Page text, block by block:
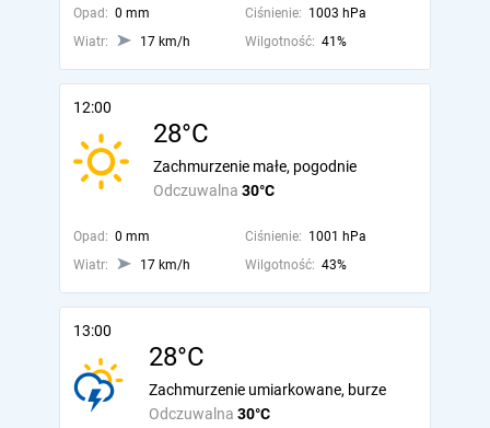
Opad: 0 mm Ciśnienie: 1003 hPa
Wiatr:
17 km/h Wilgotność: 41%
12:00
28°C
Odczuwalna 30°C
Zachmurzenie małe, pogodnie
Opad: 0 mm Ciśnienie: 1001 hPa
Wiatr:
17 km/h Wilgotność: 43%
13:00
28°C
Odczuwalna 30°C
Zachmurzenie umiarkowane, burze